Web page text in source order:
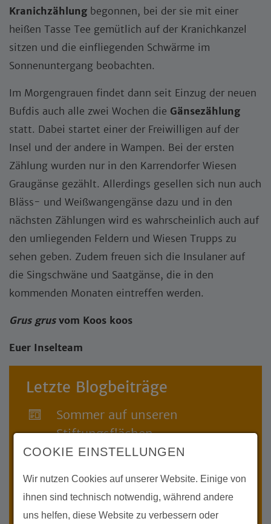
Kranichzählung begonnen, bei der sie mit einer
heißen Tasse Tee gemütlich auf der Kranichkanzel
sitzen und die einfliegenden Schwärme im
Sonnenuntergang beobachten.
Im Morgengrauen findet dann seit Einzug der neuen
Bufdis auch alle zwei Wochen die Gänsezählung
statt. Dabei startet einer der Freiwilligen auf der
Insel und der andere in Wampen. Bei der ersten
Zählung wurden nur in den Karrendorfer Wiesen
Graugänse gezählt. Allerdings gesellen sich nun auch
Bläss- und Weißwangengänse dazu und in den
nächsten Zählungen wird es wahrscheinlich auch auf
den umliegenden Feldern und Wiesen Trupps zu
sehen geben. Zudem freuen sich die Insulaner auf
die Singschwäne und Saatgänse, die in den
kommenden Monaten eintreffen werden.
Grus grusvom Koos koos
Euer Inselteam
Letzte Blogbeiträge
Sommer auf unseren
Stiftungsflächen
Sommerliche Arbeiten und
spannende Einblicke auf dem
Koos
Beringen und Bemalen –
COOKIE EINSTELLUNGEN
Wir nutzen Cookies auf unserer Website. Einige von
ihnen sind technisch notwendig, während andere
uns helfen, diese Website zu verbessern oder